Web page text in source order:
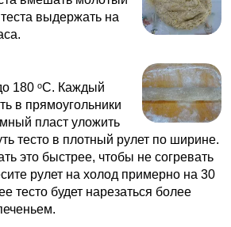
выдержать на
180 ᵒС. Каждый
в прямоугольники
пласт уложить
тесто в плотный рулет по ширине.
это быстрее, чтобы не согревать
рулет на холод примерно на 30
тесто будет нарезаться более